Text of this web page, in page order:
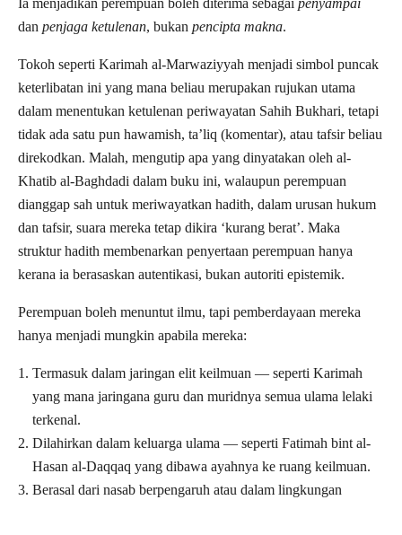
Ia menjadikan perempuan boleh diterima sebagai penyampai
dan penjaga ketulenan, bukan pencipta makna.
Tokoh seperti Karimah al-Marwaziyyah menjadi simbol puncak
keterlibatan ini yang mana beliau merupakan rujukan utama
dalam menentukan ketulenan periwayatan Sahih Bukhari, tetapi
tidak ada satu pun hawamish, ta’liq (komentar), atau tafsir beliau
direkodkan. Malah, mengutip apa yang dinyatakan oleh al-
Khatib al-Baghdadi dalam buku ini, walaupun perempuan
dianggap sah untuk meriwayatkan hadith, dalam urusan hukum
dan tafsir, suara mereka tetap dikira ‘kurang berat’. Maka
struktur hadith membenarkan penyertaan perempuan hanya
kerana ia berasaskan autentikasi, bukan autoriti epistemik.
Perempuan boleh menuntut ilmu, tapi pemberdayaan mereka
hanya menjadi mungkin apabila mereka:
Termasuk dalam jaringan elit keilmuan — seperti Karimah
yang mana jaringana guru dan muridnya semua ulama lelaki
terkenal.
Dilahirkan dalam keluarga ulama — seperti Fatimah bint al-
Hasan al-Daqqaq yang dibawa ayahnya ke ruang keilmuan.
Berasal dari nasab berpengaruh atau dalam lingkungan